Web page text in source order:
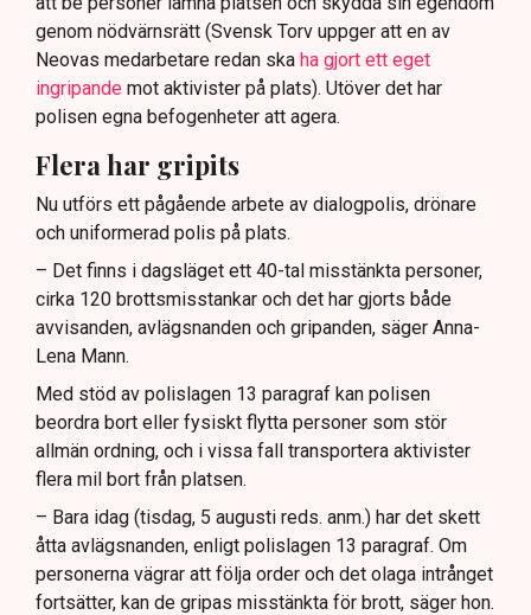
genom nödvärnsrätt (Svensk Torv uppger att en av
Neovas medarbetare redan ska ha gjort ett eget
ingripande mot aktivister på plats). Utöver det har
polisen egna befogenheter att agera.
Flera har gripits
Nu utförs ett pågående arbete av dialogpolis, drönare
och uniformerad polis på plats.
– Det finns i dagsläget ett 40-tal misstänkta personer,
cirka 120 brottsmisstankar och det har gjorts både
avvisanden, avlägsnanden och gripanden, säger Anna-
Lena Mann.
Med stöd av polislagen 13 paragraf kan polisen
beordra bort eller fysiskt flytta personer som stör
allmän ordning, och i vissa fall transportera aktivister
flera mil bort från platsen.
– Bara idag (tisdag, 5 augusti reds. anm.) har det skett
åtta avlägsnanden, enligt polislagen 13 paragraf. Om
personerna vägrar att följa order och det olaga intrånget
fortsätter, kan de gripas misstänkta för brott, säger hon.